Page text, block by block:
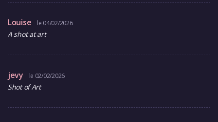
Louise le 04/02/2026
A shot at art
jevy le 02/02/2026
Shot of Art